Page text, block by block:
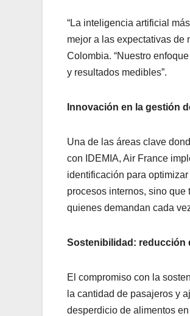
“La inteligencia artificial
mejor a las expectativas de
Colombia. “Nuestro
y resultados medibles”.
Innovación en la gestión
Una de las áreas clave
con IDEMIA, Air France
identificación para
procesos internos, sino
quienes demandan cada
Sostenibilidad: reducción
El compromiso con la
la cantidad de pasajeros y
desperdicio de alimentos